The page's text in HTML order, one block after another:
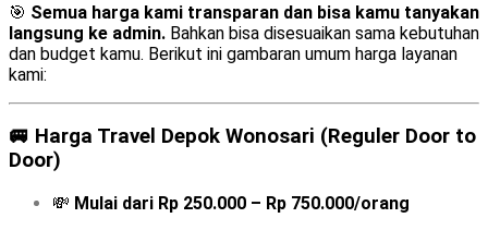
🎯 Semua harga kami transparan dan bisa kamu tanyakan
langsung ke admin. Bahkan bisa disesuaikan sama kebutuhan
dan budget kamu. Berikut ini gambaran umum harga layanan
kami:
🚐 Harga Travel Depok Wonosari (Reguler Door to
Door)
💸 Mulai dari Rp 250.000 – Rp 750.000/orang